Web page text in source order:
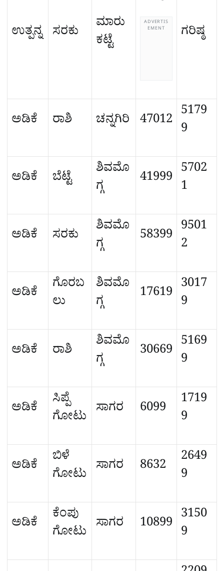
ಉತ್ಪನ್ನ ಸರಕು
ಮಾರು
ಕಟ್ಟೆ
ADVERTIS
EMENT
ಗರಿಷ್ಠ
ಅಡಿಕೆ ರಾಶಿ ಚನ್ನಗಿರಿ 47012 5179
9
ಅಡಿಕೆ ಬೆಟ್ಟೆ
ಶಿವಮೊ
ಗ್ಗ
41999 5702
1
ಅಡಿಕೆ ಸರಕು
ಶಿವಮೊ
ಗ್ಗ
58399 9501
2
ಅಡಿಕೆ
ಗೊರಬ
ಲು
ಶಿವಮೊ
ಗ್ಗ
17619 3017
9
ಅಡಿಕೆ ರಾಶಿ
ಶಿವಮೊ
ಗ್ಗ
30669 5169
9
ಅಡಿಕೆ
ಸಿಪ್ಪೆ
ಗೋಟು ಸಾಗರ 6099
1719
9
ಅಡಿಕೆ
ಬಿಳೆ
ಗೋಟು ಸಾಗರ 8632
2649
9
ಅಡಿಕೆ
ಕೆಂಪು
ಗೋಟು ಸಾಗರ 10899 3150
9